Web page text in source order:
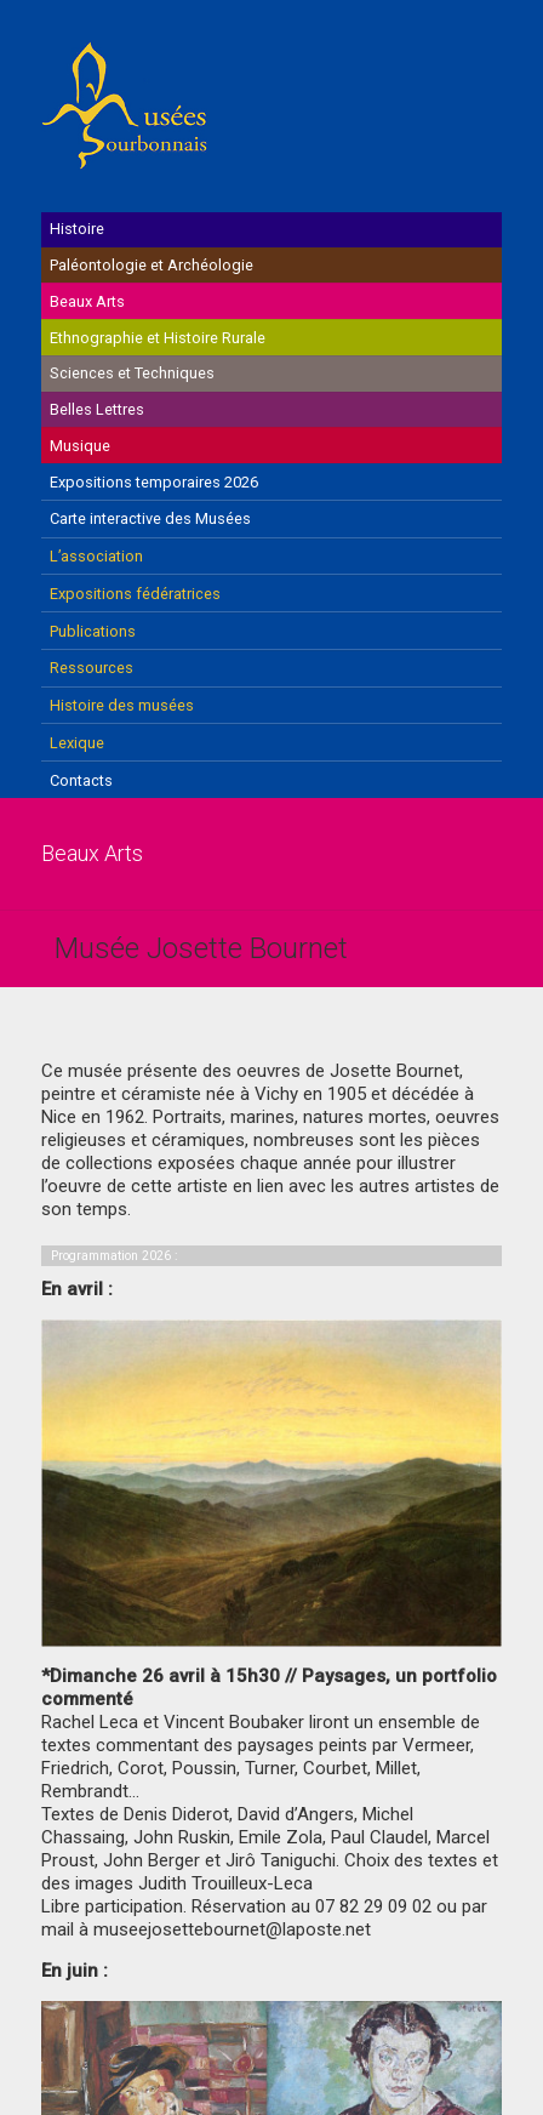
Histoire
Paléontologie et Archéologie
Beaux Arts
Ethnographie et Histoire Rurale
Sciences et Techniques
Belles Lettres
Musique
Expositions temporaires 2026
Carte interactive des Musées
L’association
Expositions fédératrices
Publications
Ressources
Histoire des musées
Lexique
Contacts
Beaux Arts
Musée Josette Bournet
Ce musée présente des oeuvres de Josette Bournet,
peintre et céramiste née à Vichy en 1905 et décédée à
Nice en 1962. Portraits, marines, natures mortes, oeuvres
religieuses et céramiques, nombreuses sont les pièces
de collections exposées chaque année pour illustrer
l’oeuvre de cette artiste en lien avec les autres artistes de
son temps.
Programmation 2026 :
En avril :
*Dimanche 26 avril à 15h30 // Paysages, un portfolio
commenté
Rachel Leca et Vincent Boubaker liront un ensemble de
textes commentant des paysages peints par Vermeer,
Friedrich, Corot, Poussin, Turner, Courbet, Millet,
Rembrandt…
Textes de Denis Diderot, David d’Angers, Michel
Chassaing, John Ruskin, Emile Zola, Paul Claudel, Marcel
Proust, John Berger et Jirô Taniguchi. Choix des textes et
des images Judith Trouilleux-Leca
Libre participation. Réservation au 07 82 29 09 02 ou par
mail à museejosettebournet@laposte.net
En juin :